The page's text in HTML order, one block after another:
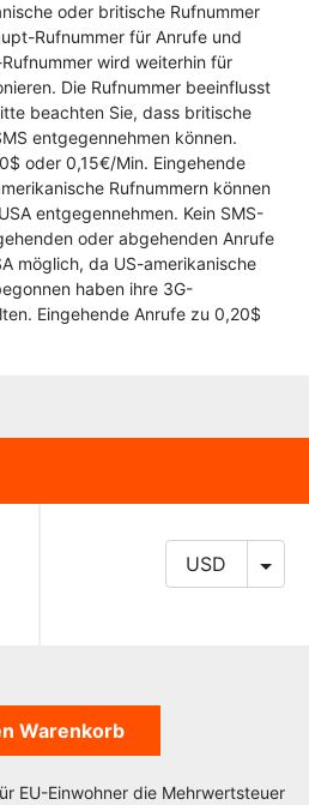
oder britische Rufnummer
Rufnummer für Anrufe und
wird weiterhin für
Die Rufnummer beeinflusst
beachten Sie, dass britische
entgegennehmen können.
oder 0,15€/Min. Eingehende
Rufnummern können
entgegennehmen. Kein SMS-
oder abgehenden Anrufe
möglich, da US-amerikanische
haben ihre 3G-
Eingehende Anrufe zu 0,20$
Warenkorb
EU-Einwohner die Mehrwertsteuer